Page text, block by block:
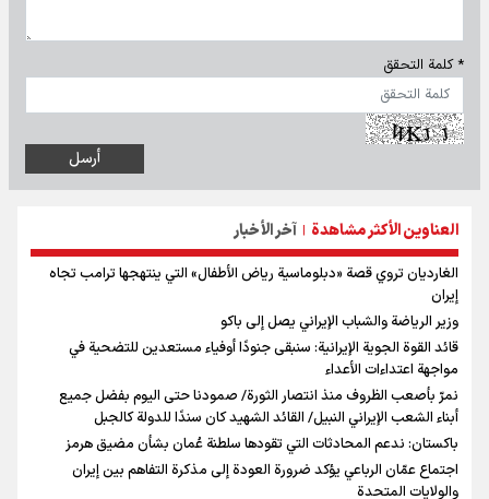
* كلمة التحقق
العناوين الأكثر مشاهدة | آخر الأخبار
الغارديان تروي قصة «دبلوماسية رياض الأطفال» التي ينتهجها ترامب تجاه
إيران
وزير الرياضة والشباب الإيراني يصل إلى باكو
قائد القوة الجوية الإيرانية: سنبقى جنودًا أوفياء مستعدين للتضحية في
مواجهة اعتداءات الأعداء
نمرّ بأصعب الظروف منذ انتصار الثورة/ صمودنا حتى اليوم بفضل جميع
أبناء الشعب الإيراني النبيل/ القائد الشهيد كان سندًا للدولة كالجبل
باكستان: ندعم المحادثات التي تقودها سلطنة عُمان بشأن مضيق هرمز
اجتماع عمّان الرباعي يؤكد ضرورة العودة إلى مذكرة التفاهم بين إيران
والولايات المتحدة